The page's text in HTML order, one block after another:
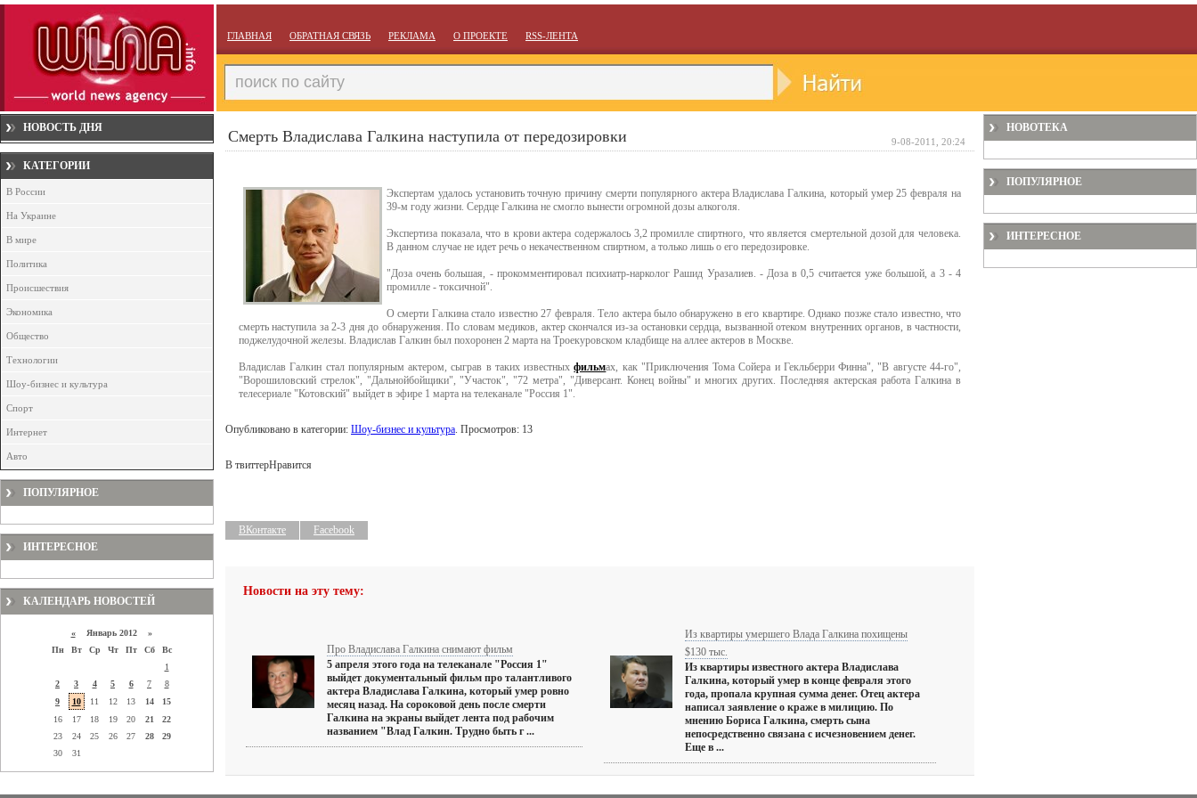
ГЛАВНАЯ ОБРАТНАЯ СВЯЗЬ РЕКЛАМА О ПРОЕКТЕ RSS-ЛЕНТА
НОВОСТЬ ДНЯ
КАТЕГОРИИ
В России
На Украине
В мире
Политика
Происшествия
Экономика
Общество
Технологии
Шоу-бизнес и культура
Спорт
Интернет
Авто
ПОПУЛЯРНОЕ
ИНТЕРЕСНОЕ
КАЛЕНДАРЬ НОВОСТЕЙ
«Январь 2012 »
Пн
Вт Ср Чт Пт Сб
Вс
1
2
3 4 5 6 7
8
9
10 11 12 13 14
15
16
17 18 19 20 21
22
23
24 25 26 27 28
29
30
31
Смерть Владислава Галкина наступила от передозировки
Экспертам удалось установить точную причину смерти популярного актера Владислава Галкина, который умер 25 февраля на
39-м году жизни. Сердце Галкина не смогло вынести огромной дозы алкоголя.
Экспертиза показала, что в крови актера содержалось 3,2 промилле спиртного, что является смертельной дозой для человека.
В данном случае не идет речь о некачественном спиртном, а только лишь о его передозировке.
"Доза очень большая, - прокомментировал психиатр-нарколог Рашид Уразалиев. - Доза в 0,5 считается уже большой, а 3 - 4
промилле - токсичной".
О смерти Галкина стало известно 27 февраля. Тело актера было обнаружено в его квартире. Однако позже стало известно, что
смерть наступила за 2-3 дня до обнаружения. По словам медиков, актер скончался из-за остановки сердца, вызванной отеком внутренних органов, в частности,
поджелудочной железы. Владислав Галкин был похоронен 2 марта на Троекуровском кладбище на аллее актеров в Москве.
Владислав Галкин стал популярным актером, сыграв в таких известныхфильмах, как "Приключения Тома Сойера и Гекльберри Финна", "В августе 44-го",
"Ворошиловский стрелок", "Дальнойбойщики", "Участок", "72 метра", "Диверсант. Конец войны" и многих других. Последняя актерская работа Галкина в
телесериале "Котовский" выйдет в эфире 1 марта на телеканале "Россия 1".
Опубликовано в категории: Шоу-бизнес и культура. Просмотров: 13
В твиттерНравится
ВКонтакте Facebook
Новости на эту тему:
Про Владислава Галкина снимают фильм
5 апреля этого года на телеканале "Россия 1"
выйдет документальный фильм про талантливого
актера Владислава Галкина, который умер ровно
месяц назад. На сороковой день после смерти
Галкина на экраны выйдет лента под рабочим
названием "Влад Галкин. Трудно быть г ...
Из квартиры умершего Влада Галкина похищены
$130 тыс.
Из квартиры известного актера Владислава
Галкина, который умер в конце февраля этого
года, пропала крупная сумма денег. Отец актера
написал заявление о краже в милицию. По
мнению Бориса Галкина, смерть сына
непосредственно связана с исчезновением денег.
Еще в ...
9-08-2011, 20:24
НОВОТЕКА
ПОПУЛЯРНОЕ
ИНТЕРЕСНОЕ